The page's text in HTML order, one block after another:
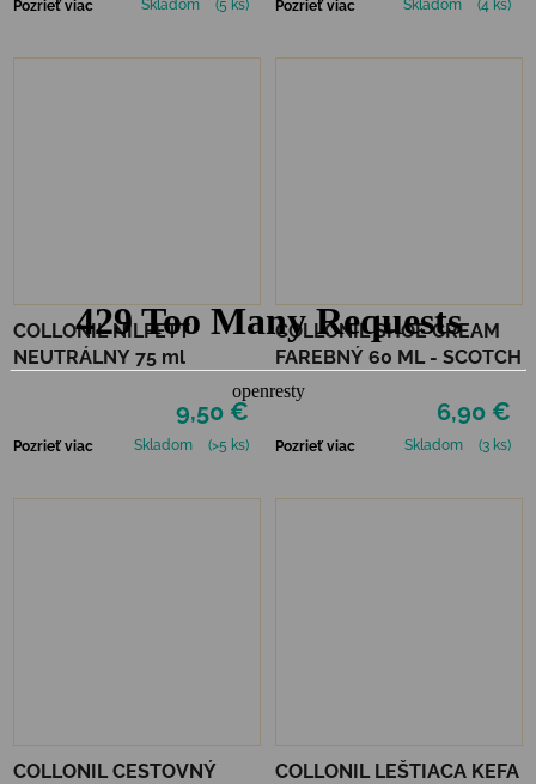
Pozrieť viac Skladom (5 ks) Pozrieť viac Skladom (4 ks)
COLLONIL NILFETT
NEUTRÁLNY 75 ml
9,50 €
Pozrieť viac Skladom (>5 ks)
COLLONIL SHOE CREAM
FAREBNÝ 60 ML - SCOTCH
6,90 €
Pozrieť viac Skladom (3 ks)
COLLONIL CESTOVNÝ
COLLONIL LEŠTIACA KEFA